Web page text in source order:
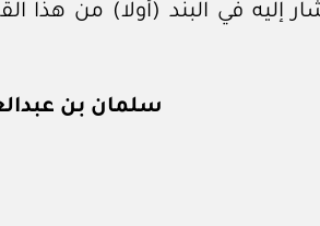
في البند (أولا) من هذا
سلمان بن